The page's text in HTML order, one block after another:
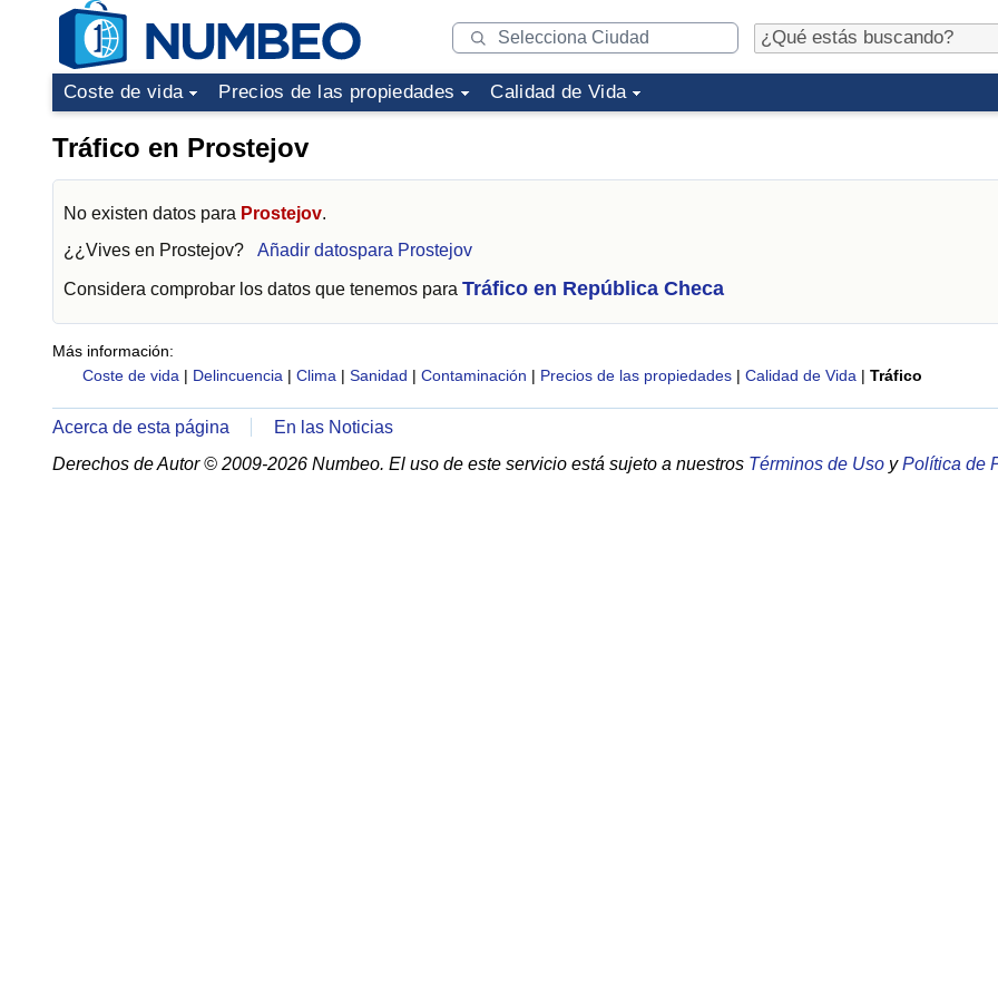
Coste de vida Precios de las propiedades Calidad de Vida
Tráfico en Prostejov
No existen datos para Prostejov.
¿¿Vives en Prostejov? Añadir datospara Prostejov
Considera comprobar los datos que tenemos para Tráfico en República Checa
Más información:
Coste de vida | Delincuencia | Clima | Sanidad | Contaminación | Precios de las propiedades | Calidad de Vida | Tráfico
Acerca de esta página
En las Noticias
Derechos de Autor © 2009-2026 Numbeo. El uso de este servicio está sujeto a nuestros Términos de Uso yPolítica de